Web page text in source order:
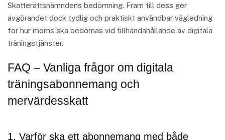
Skatterättsnämndens bedömning. Fram till dess ger
avgörandet dock tydlig och praktiskt användbar vägledning
för hur moms ska bedömas vid tillhandahållande av digitala
träningstjänster.
FAQ – Vanliga frågor om digitala
träningsabonnemang och
mervärdesskatt
1. Varför ska ett abonnemang med både